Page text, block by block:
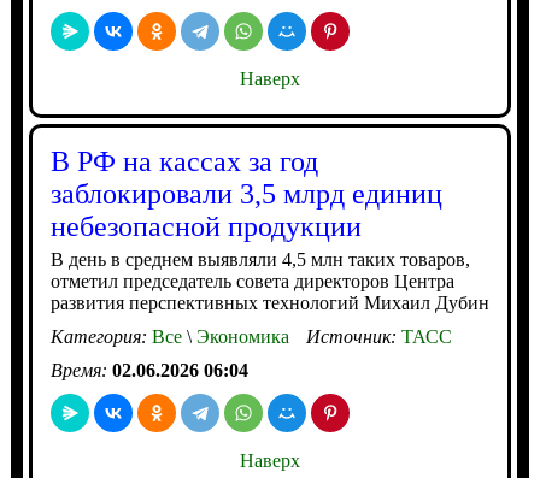
Наверх
В РФ на кассах за год
заблокировали 3,5 млрд единиц
небезопасной продукции
В день в среднем выявляли 4,5 млн таких товаров,
отметил председатель совета директоров Центра
развития перспективных технологий Михаил Дубин
Категория: Все\Экономика Источник: ТАСС
Время: 02.06.2026 06:04
Наверх